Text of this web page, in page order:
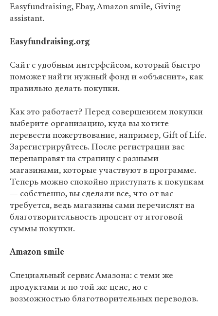
Easyfundraising, Еbay, Amazon smile, Giving
assistant.
Easyfundraising.org
Сайт с удобным интерфейсом, который быстро
поможет найти нужный фонд и «объяснит», как
правильно делать покупки.
Как это работает? Перед совершением покупки
выберите организацию, куда вы хотите
перевести пожертвование, например, Gift of Life.
Зарегистрируйтесь. После регистрации вас
перенаправят на страницу с разными
магазинами, которые участвуют в программе.
Теперь можно спокойно приступать к покупкам
— собственно, вы сделали все, что от вас
требуется, ведь магазины сами перечислят на
благотворительность процент от итоговой
суммы покупки.
Amazon smile
Специальный сервис Амазона: с теми же
продуктами и по той же цене, но с
возможностью благотворительных переводов.